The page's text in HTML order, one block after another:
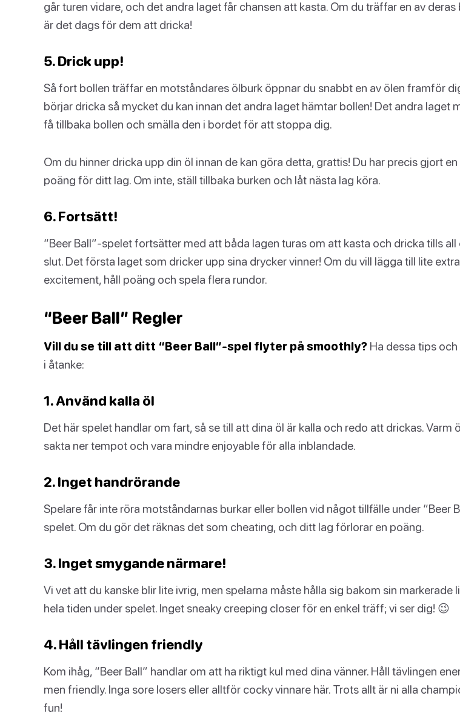
går turen vidare, och det andra laget får chansen att kasta. Om du träffar en av deras
är det dags för dem att dricka!
5. Drick upp!
Så fort bollen träffar en motståndares ölburk öppnar du snabbt en av ölen framför
börjar dricka så mycket du kan innan det andra laget hämtar bollen! Det andra laget
få tillbaka bollen och smälla den i bordet för att stoppa dig.
Om du hinner dricka upp din öl innan de kan göra detta, grattis! Du har precis gjort en
poäng för ditt lag. Om inte, ställ tillbaka burken och låt nästa lag köra.
6. Fortsätt!
“Beer Ball”-spelet fortsätter med att båda lagen turas om att kasta och dricka tills all
slut. Det första laget som dricker upp sina drycker vinner! Om du vill lägga till lite extra
excitement, håll poäng och spela flera rundor.
“Beer Ball” Regler
Vill du se till att ditt “Beer Ball”-spel flyter på smoothly? Ha dessa tips
i åtanke:
1. Använd kalla öl
Det här spelet handlar om fart, så se till att dina öl är kalla och redo att drickas. Varm
sakta ner tempot och vara mindre enjoyable för alla inblandade.
2. Inget handrörande
Spelare får inte röra motståndarnas burkar eller bollen vid något tillfälle under “Beer
spelet. Om du gör det räknas det som cheating, och ditt lag förlorar en poäng.
3. Inget smygande närmare!
Vi vet att du kanske blir lite ivrig, men spelarna måste hålla sig bakom sin markerade
hela tiden under spelet. Inget sneaky creeping closer för en enkel träff; vi ser dig! 😉
4. Håll tävlingen friendly
Kom ihåg, “Beer Ball” handlar om att ha riktigt kul med dina vänner. Håll tävlingen
men friendly. Inga sore losers eller alltför cocky vinnare här. Trots allt är ni alla
fun!